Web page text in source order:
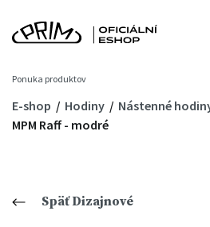
Ponuka produktov
E-shop Hodiny
Nástenné
MPM Raff - modré
Späť Dizajnové